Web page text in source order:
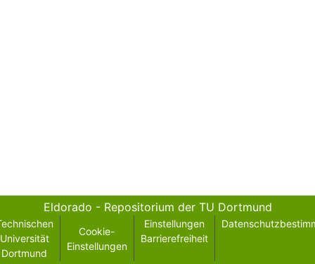
Eldorado - Repositorium der TU Dortmund
Universität
Dortmund
Cookie-
Einstellungen
Einstellungen
Barrierefreiheit